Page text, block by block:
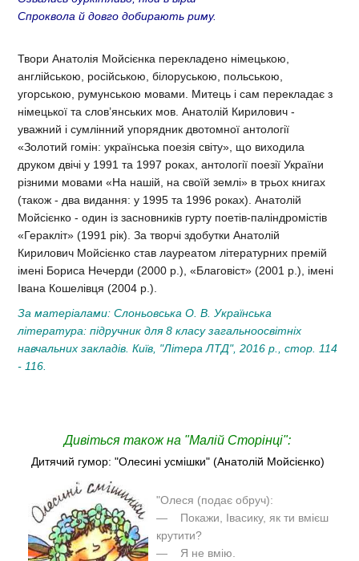
Спроквола й довго добирають риму.
Твори Анатолія Мойсієнка перекладено німецькою,
англійською, російською, білоруською, польською,
угорською, румунською мовами. Митець і сам перекладає з
німецької та слов’янських мов. Анатолій Кирилович -
уважний і сумлінний упорядник двотомної антології
«Золотий гомін: українська поезія світу», що виходила
друком двічі у 1991 та 1997 роках, антології поезії України
різними мовами «На нашій, на своїй землі» в трьох книгах
(також - два видання: у 1995 та 1996 роках). Анатолій
Мойсієнко - один із засновників гурту поетів-паліндромістів
«Геракліт» (1991 рік). За творчі здобутки Анатолій
Кирилович Мойсієнко став лауреатом літературних премій
імені Бориса Нечерди (2000 р.), «Благовіст» (2001 р.), імені
Івана Кошелівця (2004 р.).
За матеріалами: Слоньовська О. В. Українська
література: підручник для 8 класу загальноосвітніх
навчальних закладів. Київ, "Літера ЛТД", 2016 р., стор. 114
- 116.
Дивіться також на "Малій Сторінці":
Дитячий гумор: "Олесині усмішки" (Анатолій Мойсієнко)
"Олеся (подає обруч):
— Покажи, Івасику, як ти вмієш
крутити?
— Я не вмію.